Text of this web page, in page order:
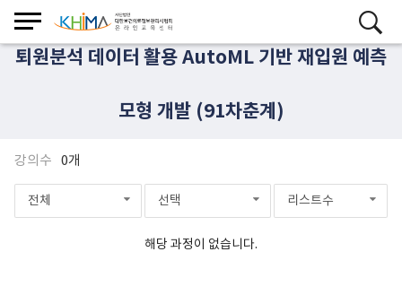
퇴원분석 데이터 활용 AutoML 기반 재입원 예측
모형 개발 (91차춘계)
강의수 0개
전체 선택 리스트수
해당 과정이 없습니다.